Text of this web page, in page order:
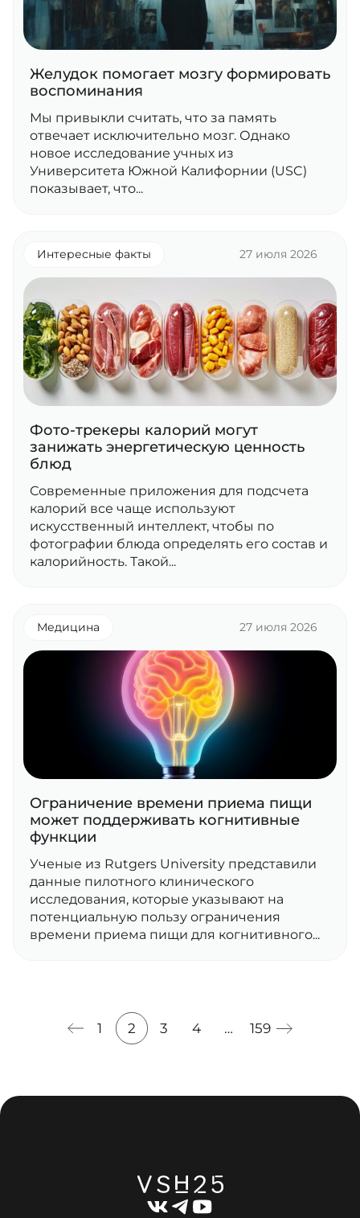
Желудок помогает мозгу формировать
воспоминания
Мы привыкли считать, что за память
отвечает исключительно мозг. Однако
новое исследование учных из
Университета Южной Калифорнии (USC)
показывает, что...
Интересные факты 27 июля 2026
Фото-трекеры калорий могут
занижать энергетическую ценность
блюд
Современные приложения для подсчета
калорий все чаще используют
искусственный интеллект, чтобы по
фотографии блюда определять его состав и
калорийность. Такой...
Медицина 27 июля 2026
Ограничение времени приема пищи
может поддерживать когнитивные
функции
Ученые из Rutgers University представили
данные пилотного клинического
исследования, которые указывают на
потенциальную пользу ограничения
времени приема пищи для когнитивного...
1 2 3 4 … 159